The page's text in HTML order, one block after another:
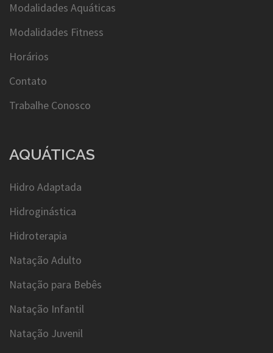
Modalidades Aquáticas
Modalidades Fitness
Horários
Contato
Trabalhe Conosco
AQUÁTICAS
Hidro Adaptada
Hidroginástica
Hidroterapia
Natação Adulto
Natação para Bebês
Natação Infantil
Natação Juvenil